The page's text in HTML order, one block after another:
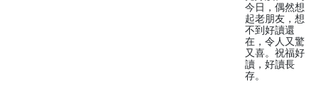
今日，偶然想
起老朋友，想
不到好讀還
在，令人又驚
又喜。祝福好
讀，好讀長
存。